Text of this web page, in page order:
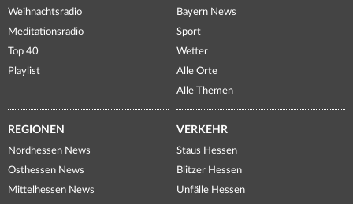
Weihnachtsradio
Meditationsradio
Top 40
Playlist
Bayern News
Sport
Wetter
Alle Orte
Alle Themen
REGIONEN
Nordhessen News
Osthessen News
Mittelhessen News
VERKEHR
Staus Hessen
Blitzer Hessen
Unfälle Hessen